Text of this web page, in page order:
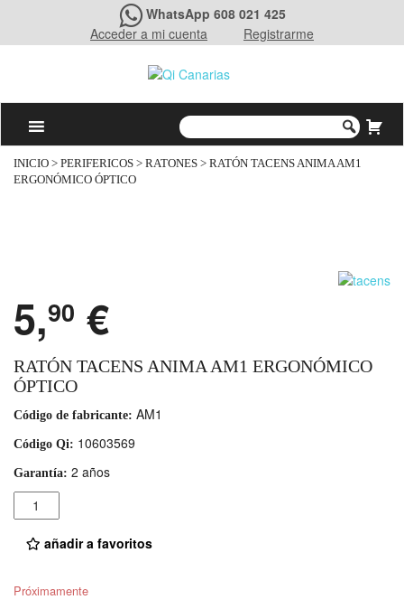
WhatsApp 608 021 425
Acceder a mi cuenta
Registrarme
INICIO > PERIFERICOS > RATONES > RATÓN TACENS ANIMA AM1
ERGONÓMICO ÓPTICO
5,90 €
RATÓN TACENS ANIMA AM1 ERGONÓMICO
ÓPTICO
Código de fabricante: AM1
Código Qi: 10603569
Garantía: 2 años
Cantidad
añadir a favoritos
Próximamente